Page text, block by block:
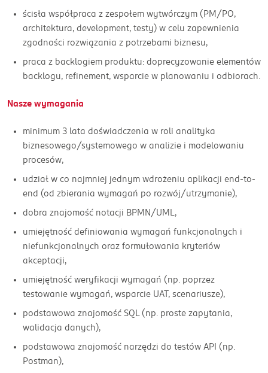
ścisła współpraca z zespołem wytwórczym (PM/PO,
architektura, development, testy) w celu zapewnienia
zgodności rozwiązania z potrzebami biznesu,
praca z backlogiem produktu: doprecyzowanie elementów
backlogu, refinement, wsparcie w planowaniu i odbiorach.
Nasze wymagania
minimum 3 lata doświadczenia w roli analityka
biznesowego/systemowego w analizie i modelowaniu
procesów,
udział w co najmniej jednym wdrożeniu aplikacji end-to-
end (od zbierania wymagań po rozwój/utrzymanie),
dobra znajomość notacji BPMN/UML,
umiejętność definiowania wymagań funkcjonalnych i
niefunkcjonalnych oraz formułowania kryteriów
akceptacji,
umiejętność weryfikacji wymagań (np. poprzez
testowanie wymagań, wsparcie UAT, scenariusze),
podstawowa znajomość SQL (np. proste zapytania,
walidacja danych),
podstawowa znajomość narzędzi do testów API (np.
Postman),